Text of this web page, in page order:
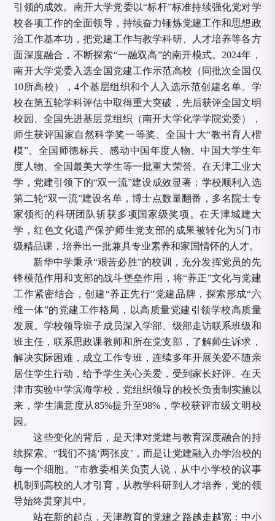
引领的成效。南开大学党委以“标杆”标准持续强化党对学
校各项工作的全面领导，持续奋力锤炼党建工作和思想政
治工作基本功，把党建工作与教学科研、人才培养等各方
面深度融合，不断探索“一融双高”的南开模式。2024年，
南开大学党委入选全国党建工作示范高校（同批次全国仅
10所高校），4个基层组织和个人入选示范创建名单。学
校在第五轮学科评估中取得重大突破，先后获评全国文明
校园、全国先进基层党组织（南开大学化学学院党委），
师生获评国家自然科学奖一等奖、全国十大“教书育人楷
模”、全国师德标兵、感动中国年度人物、中国大学生年
度人物、全国最美大学生等一批重大荣誉。在天津工业大
学，党建引领下的“双一流”建设成效显著：学校顺利入选
第二轮“双一流”建设名单，博士点数量翻番，多名院士专
家领衔的科研团队斩获多项国家级奖项。在天津城建大
学，红色文化遗产保护师生党支部的成果被转化为5门市
级精品课，培养出一批兼具专业素养和家国情怀的人才。
新华中学秉承“艰苦必胜”的校训，充分发挥党员的先
锋模范作用和支部的战斗堡垒作用，将“养正”文化与党建
工作紧密结合，创建“养正先行”党建品牌，探索形成“六
维一体”的党建工作格局，以高质量党建引领学校高质量
发展。学校领导班子成员深入学部、级部走访联系班级和
班主任，联系思政课教师和所在党支部，了解师生诉求，
解决实际困难，成立工作专班，连续多年开展关爱不随亲
居住学生行动，给予学生关心关爱，受到家长好评。在天
津市实验中学滨海学校，党组织领导的校长负责制实施以
来，学生满意度从85%提升至98%，学校获评市级文明校
园。
这些变化的背后，是天津对党建与教育深度融合的持
续探索。 “我们不搞‘两张皮’，而是让党建融入办学治校的
每一个细胞。”市教委相关负责人说，从中小学校的议事
机制到高校的人才引育，从教学科研到人才培养，党的领
导始终贯穿其中。
站在新的起点，天津教育的党建之路越走越宽：中小